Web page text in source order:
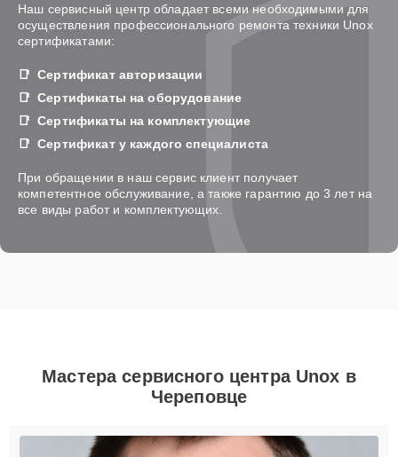
Наш сервисный центр обладает всеми необходимыми для
осуществления профессионального ремонта техники Unox
сертификатами:
Сертификат авторизации
Сертификаты на оборудование
Сертификаты на комплектующие
Сертификат у каждого специалиста
При обращении в наш сервис клиент получает
компетентное обслуживание, а также гарантию до 3 лет на
все виды работ и комплектующих.
Мастера сервисного центра Unox в
Череповце